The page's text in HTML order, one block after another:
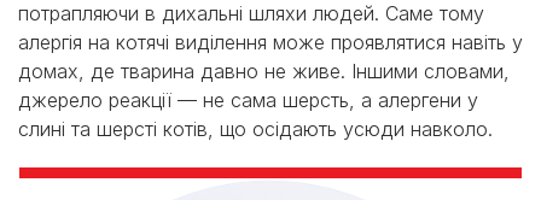
потрапляючи в дихальні шляхи людей. Саме тому
алергія на котячі виділення може проявлятися навіть у
домах, де тварина давно не живе. Іншими словами,
джерело реакції — не сама шерсть, а алергени у
слині та шерсті котів, що осідають усюди навколо.